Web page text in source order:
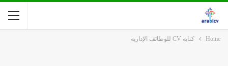
Home كتابة CV للوظائف الإدارية